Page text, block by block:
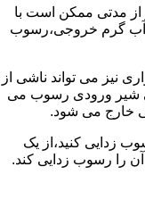
مدتی ممکن است با
آب گرم خروجی،رسوب
نیز می تواند ناشی از
شیر ورودی رسوب می
خارج می شود.
زدایی کنید،از یک
را رسوب زدایی کند.